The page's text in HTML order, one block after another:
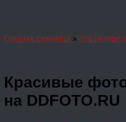
Главная страница » Это
Красивые
на DDFOTO.RU